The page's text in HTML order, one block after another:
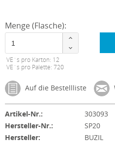
Menge (Flasche):
VE´s pro Karton: 12
VE´s pro Palette: 720
Auf die Bestellliste
Artikel-Nr.:
303093
Hersteller-Nr.:
SP20
Hersteller:
BUZIL